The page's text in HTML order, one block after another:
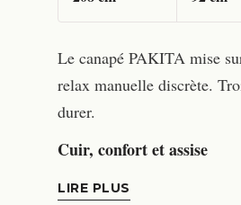
Le canapé PAKITA mise
relax manuelle discrète.
durer.
Cuir, confort et assise
LIRE PLUS